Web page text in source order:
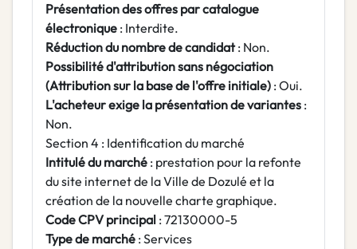
Présentation des offres par catalogue
électronique : Interdite.
Réduction du nombre de candidat: Non.
Possibilité d'attribution sans négociation
(Attribution sur la base de l'offre initiale) : Oui.
L'acheteur exige la présentation de variantes :
Non.
Section 4 : Identification du marché
Intitulé du marché : prestation pour la refonte
du site internet de la Ville de Dozulé et la
création de la nouvelle charte graphique.
Code CPV principal : 72130000-5
Type de marché : Services